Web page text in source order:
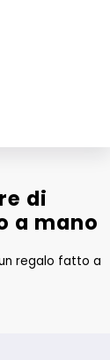
di
a mano
regalo fatto a